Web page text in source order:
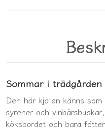
Sommar i
Den här kjolen känns
syrener och
köksbordet och bara